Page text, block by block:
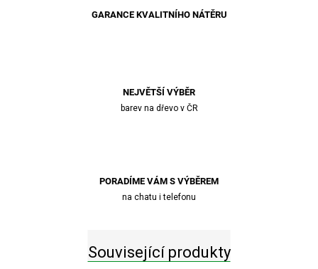
GARANCE KVALITNÍHO NÁTĚRU
NEJVĚTŠÍ VÝBĚR
barev na dřevo v ČR
PORADÍME VÁM S VÝBĚREM
na chatu i telefonu
Související produkty